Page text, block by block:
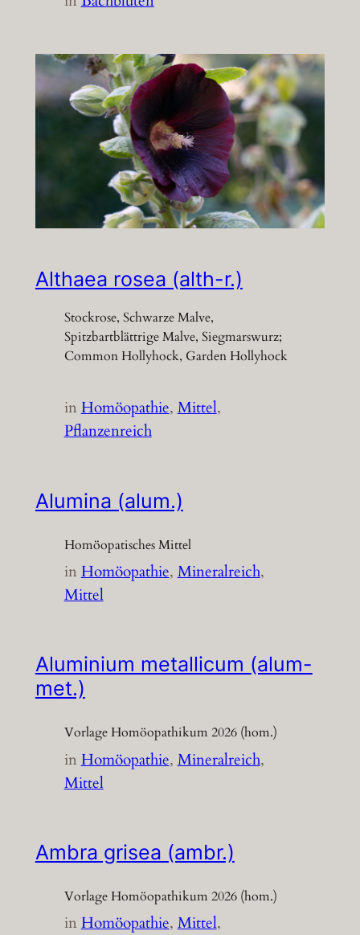
Althaea rosea (alth-r.)
Stockrose, Schwarze Malve,
Spitzbartblättrige Malve, Siegmarswurz;
Common Hollyhock, Garden Hollyhock
inHomöopathie, Mittel
Pflanzenreich
Alumina (alum.)
Homöopatisches Mittel
inHomöopathie, Mineralreich
Mittel
Aluminium metallicum (alum-
met.)
Vorlage Homöopathikum 2026 (hom.)
inHomöopathie, Mineralreich
Mittel
Ambra grisea (ambr.)
Vorlage Homöopathikum 2026 (hom.)
inHomöopathie, Mittel